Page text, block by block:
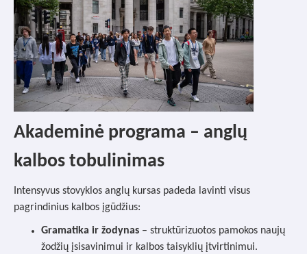
Akademinė programa – anglų
kalbos tobulinimas
Intensyvus stovyklos anglų kursas padeda lavinti visus
pagrindinius kalbos įgūdžius:
Gramatika ir žodynas – struktūrizuotos pamokos naujų
žodžių įsisavinimui ir kalbos taisyklių įtvirtinimui.